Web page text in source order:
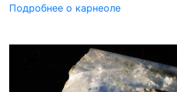
Подробнее о карнеоле